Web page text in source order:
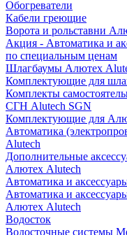
Обогреватели
Кабели греющие
Ворота и рольставни
Акция - Автоматика и
по специальным ценам
Шлагбаумы Алютех
Комплектующие для
Комплекты
СГН Alutech SGN
Комплектующие для
Автоматика
Alutech
Дополнительные
Алютех Alutech
Автоматика и
Автоматика и
Алютех Alutech
Водосток
Водосточные системы